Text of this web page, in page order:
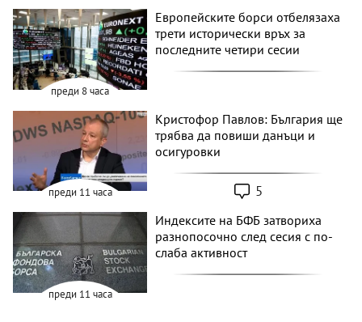
преди 8 часа
Европейските борси отбелязаха
трети исторически връх за
последните четири сесии
преди 11 часа
Кристофор Павлов: България ще
трябва да повиши данъци и
осигуровки
5
преди 11 часа
Индексите на БФБ затвориха
разнопосочно след сесия с по-
слаба активност